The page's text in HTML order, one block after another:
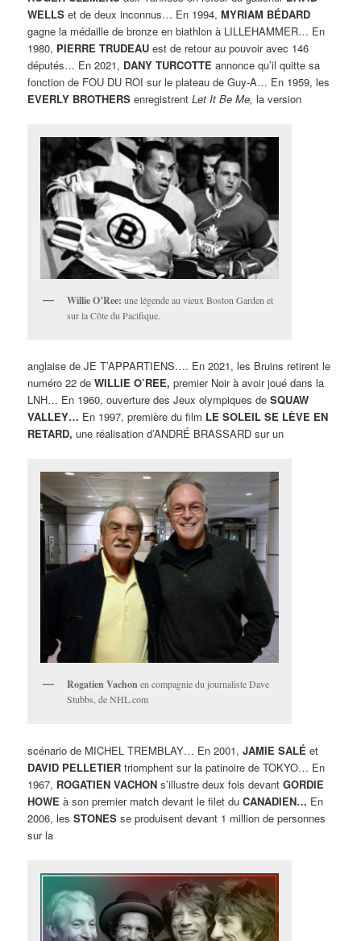
WELLS et de deux inconnus… En 1994,MYRIAM BÉDARD
gagne la médaille de bronze en biathlon à LILLEHAMMER… En
1980, PIERRE TRUDEAU est de retour au pouvoir avec 146
députés… En 2021, DANY TURCOTTE annonce qu’il quitte sa
fonction de FOU DU ROI sur le plateau de Guy-A… En 1959, les
EVERLY BROTHERS enregistrentLet It Be Me,la version
Willie O’Ree: une légende au vieux Boston Garden et
sur la Côte du Pacifique.
anglaise de JE T’APPARTIENS…. En 2021, les Bruins retirent le
numéro 22 deWILLIE O’REE, premier Noir à avoir joué dans la
LNH… En 1960, ouverture des Jeux olympiques deSQUAW
VALLEY… En 1997, première du film LE SOLEIL SE LÈVE EN
RETARD, une réalisation d’ANDRÉ BRASSARD sur un
Rogatien Vachon en compagnie du journaliste Dave
Stubbs, de NHL.com
scénario de MICHEL TREMBLAY… En 2001,JAMIE SALÉ et
DAVID PELLETIER triomphent sur la patinoire de TOKYO… En
1967, ROGATIEN VACHON s’illustre deux fois devantGORDIE
HOWE à son premier match devant le filet duCANADIEN… En
2006, lesSTONES se produisent devant 1 million de personnes
sur la